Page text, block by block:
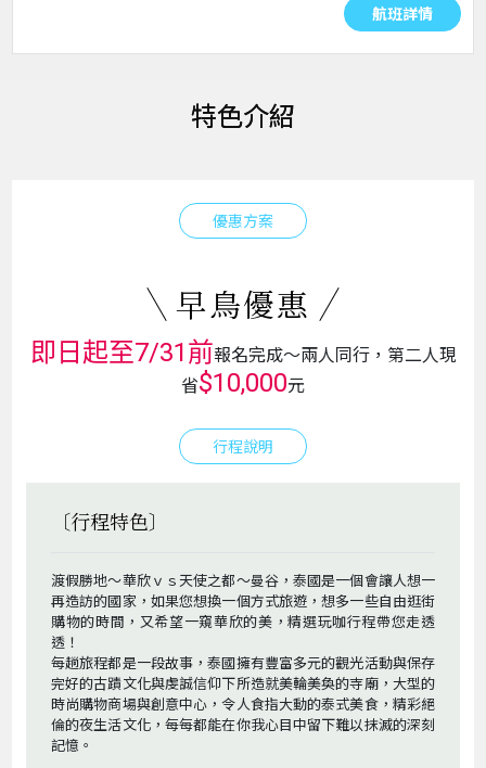
航班詳情
特色介紹
優惠方案
早鳥優惠
即日起至7/31前報名完成～兩人同行，第二人現
省$10,000元
行程說明
〔行程特色〕
渡假勝地～華欣ｖｓ天使之都～曼谷，泰國是一個會讓人想一
再造訪的國家，如果您想換一個方式旅遊，想多一些自由逛街
購物的時間，又希望一窺華欣的美，精選玩咖行程帶您走透
透！
每趟旅程都是一段故事，泰國擁有豐富多元的觀光活動與保存
完好的古蹟文化與虔誠信仰下所造就美輪美奐的寺廟，大型的
時尚購物商場與創意中心，令人食指大動的泰式美食，精彩絕
倫的夜生活文化，每每都能在你我心目中留下難以抹滅的深刻
記憶。